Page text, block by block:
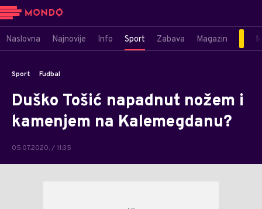
Naslovna Najnovije Info Sport Zabava Magazin
Sport Fudbal
Duško Tošić napadnut nožem i
kamenjem na Kalemegdanu?
05.07.2020. / 11:35